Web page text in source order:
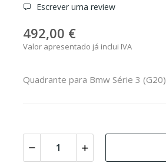
Escrever uma review
492,00 €
Valor apresentado já inclui IVA
Quadrante para Bmw Série 3 (G20)